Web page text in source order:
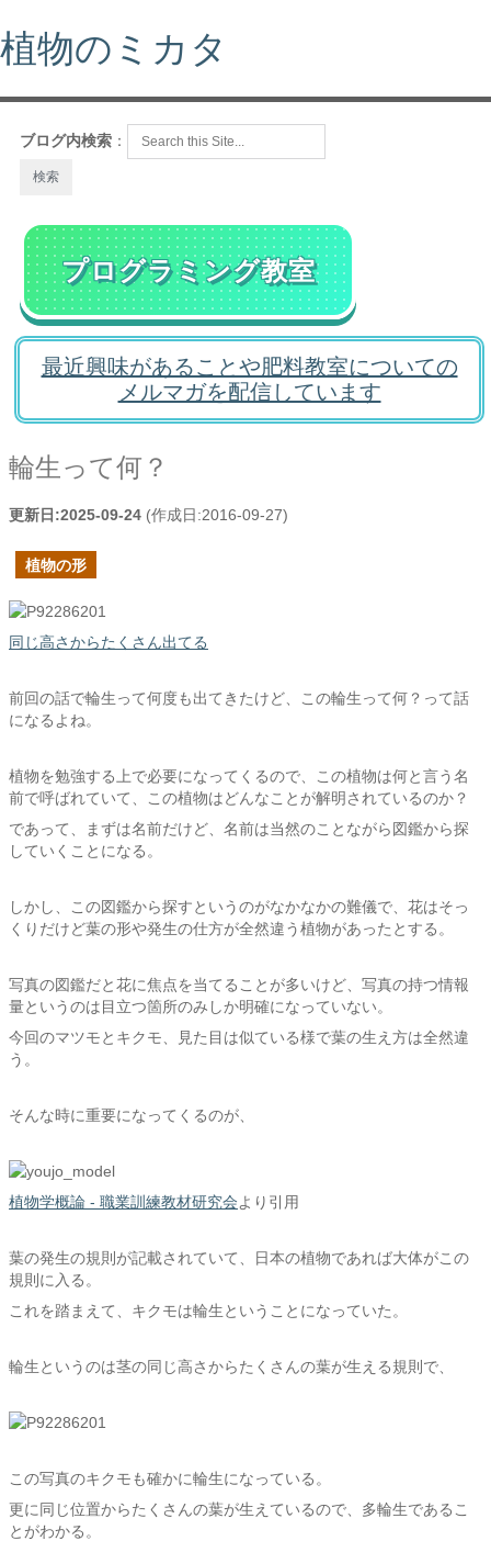
植物のミカタ
ブログ内検索 ：
プログラミング教室
最近興味があることや肥料教室についての
メルマガを配信しています
輪生って何？
更新日:2025-09-24 (作成日:2016-09-27)
植物の形
同じ高さからたくさん出てる
前回の話で輪生って何度も出てきたけど、この輪生って何？って話
になるよね。
植物を勉強する上で必要になってくるので、この植物は何と言う名
前で呼ばれていて、この植物はどんなことが解明されているのか？
であって、まずは名前だけど、名前は当然のことながら図鑑から探
していくことになる。
しかし、この図鑑から探すというのがなかなかの難儀で、花はそっ
くりだけど葉の形や発生の仕方が全然違う植物があったとする。
写真の図鑑だと花に焦点を当てることが多いけど、写真の持つ情報
量というのは目立つ箇所のみしか明確になっていない。
今回のマツモとキクモ、見た目は似ている様で葉の生え方は全然違
う。
そんな時に重要になってくるのが、
植物学概論 - 職業訓練教材研究会より引用
葉の発生の規則が記載されていて、日本の植物であれば大体がこの
規則に入る。
これを踏まえて、キクモは輪生ということになっていた。
輪生というのは茎の同じ高さからたくさんの葉が生える規則で、
この写真のキクモも確かに輪生になっている。
更に同じ位置からたくさんの葉が生えているので、多輪生であるこ
とがわかる。